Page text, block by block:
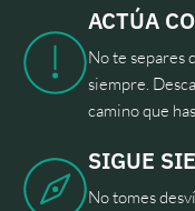
ACTÚA
No te separes
siempre.
camino que
SIGUE
No tomes